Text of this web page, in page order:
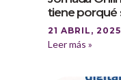
tiene porqué
21 ABRIL, 2025
Leer más »